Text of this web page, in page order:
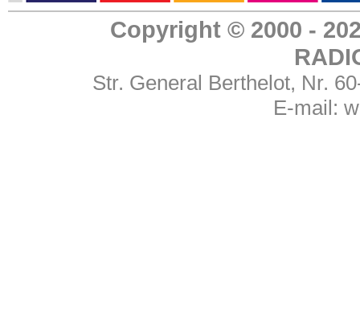
Copyright © 2000 -
Str. General Berthelot, Nr.
E-mail: